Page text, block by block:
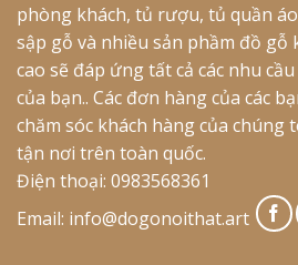
phòng khách, tủ rượu, tủ quần
sập gỗ và nhiều sản phầm đồ gỗ
cao sẽ đáp ứng tất cả các nhu
của bạn.. Các đơn hàng của các
chăm sóc khách hàng của chúng
tận nơi trên toàn quốc.
Điện thoại: 0983568361
Email: info@dogonoithat.art